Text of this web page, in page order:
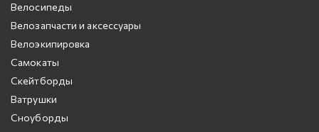
Велосипеды
Велозапчасти и аксессуары
Велоэкипировка
Самокаты
Скейтборды
Ватрушки
Сноуборды